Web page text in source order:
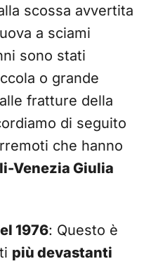
scossa avvertita
a sciami
sono stati
o grande
fratture della
di seguito
che hanno
Venezia Giulia
1976: Questo è
più devastanti